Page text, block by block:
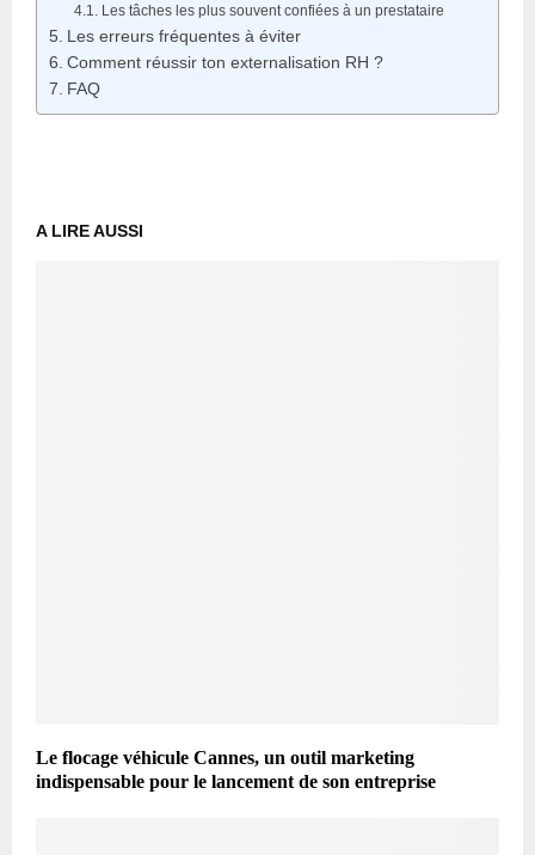
Les tâches les plus souvent confiées à un prestataire
Les erreurs fréquentes à éviter
Comment réussir ton externalisation RH ?
FAQ
A LIRE AUSSI
Le flocage véhicule Cannes, un outil marketing
indispensable pour le lancement de son entreprise